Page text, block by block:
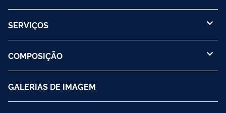
SERVIÇOS
COMPOSIÇÃO
GALERIAS DE IMAGEM